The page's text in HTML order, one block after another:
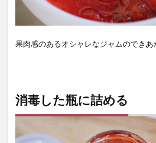
果肉感のあるオシャレなジャムのできあ
消毒した瓶に詰める